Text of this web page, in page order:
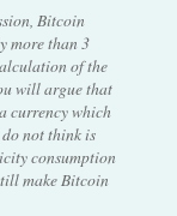
Bitcoin
more than 3
of the
will argue that
currency which
not think is
consumption
make Bitcoin